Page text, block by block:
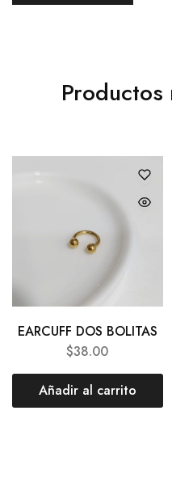
EARCUFF DOS BOLITAS
$38.00
Añadir al carrito